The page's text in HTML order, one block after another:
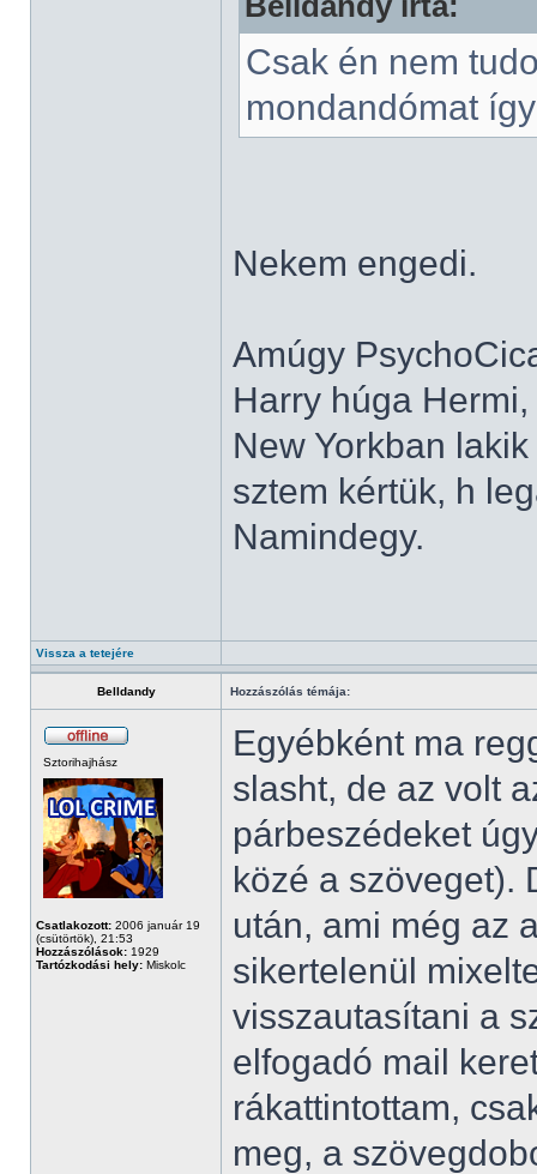
Csak én nem
mondandómat
Nekem engedi.
Amúgy
Harry húga
New Yorkban
sztem kértük, h
Namindegy.
Vissza a tetejére
Belldandy Hozzászólás témája:
Sztorihajhász
Csatlakozott: 2006 január 19
(csütörtök), 21:53
Hozzászólások: 1929
Tartózkodási hely: Miskolc
Egyébként ma
slasht, de az volt
párbeszédeket
közé a szöveget).
után, ami még az
sikertelenül
visszautasítani a
elfogadó mail
rákattintottam,
meg, a